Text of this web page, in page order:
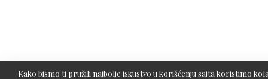
Kako bismo ti pružili najbolje iskustvo u korišćenju sajta koristimo